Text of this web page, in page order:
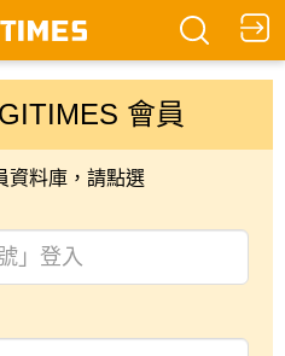
會員
資料庫，請點選